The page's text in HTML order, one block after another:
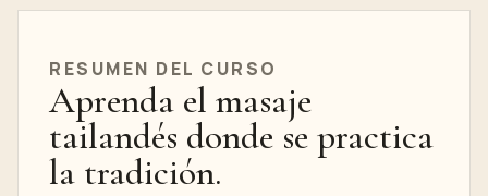
RESUMEN DEL CURSO
Aprenda el masaje
tailandés donde se practica
la tradición.